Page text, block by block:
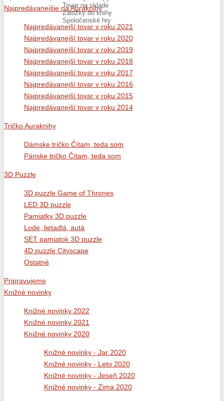
Tovar na sklade
Záložky do knihy
Spoločenské hry
Najpredávanejšie na Auraknihy
Najpredávanejší tovar v roku 2021
Najpredávanejší tovar v roku 2020
Najpredávanejší tovar v roku 2019
Najpredávanejší tovar v roku 2018
Najpredávanejší tovar v roku 2017
Najpredávanejší tovar v roku 2016
Najpredávanejší tovar v roku 2015
Najpredávanejší tovar v roku 2014
Tričko Auraknihy
Dámske tričko Čítam, teda som
Pánske tričko Čítam, teda som
3D Puzzle
3D puzzle Game of Thrones
LED 3D puzzle
Pamiatky 3D puzzle
Lode, lietadlá, autá
SET pamiatok 3D puzzle
4D puzzle Cityscape
Ostatné
Pripravujeme
Knižné novinky
Knižné novinky 2022
Knižné novinky 2021
Knižné novinky 2020
Knižné novinky - Jar 2020
Knižné novinky - Leto 2020
Knižné novinky - Jeseň 2020
Knižné novinky - Zima 2020